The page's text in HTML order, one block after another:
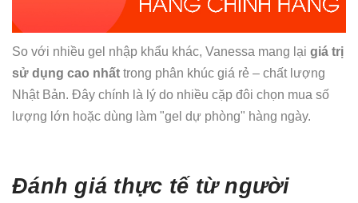
So với nhiều gel nhập khẩu khác, Vanessa mang lại giá trị
sử dụng cao nhất trong phân khúc giá rẻ – chất lượng
Nhật Bản. Đây chính là lý do nhiều cặp đôi chọn mua số
lượng lớn hoặc dùng làm "gel dự phòng" hàng ngày.
Đánh giá thực tế từ người